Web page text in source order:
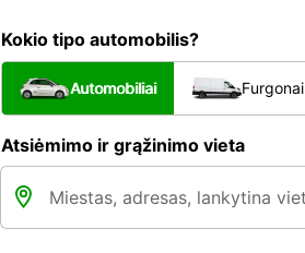
Kokio tipo automobilis?
Automobiliai
Atsiėmimo ir grąžinimo vieta